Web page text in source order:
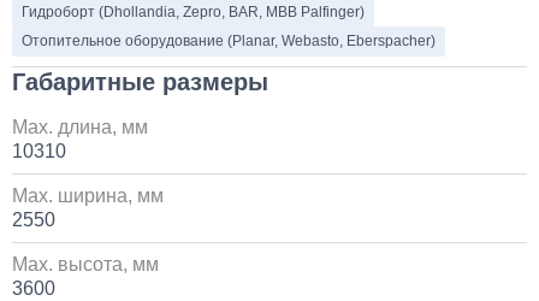
Гидроборт (Dhollandia, Zepro, BAR, MBB Palfinger)
Отопительное оборудование (Planar, Webasto, Eberspacher)
Габаритные размеры
Max. длина, мм
10310
Max. ширина, мм
2550
Max. высота, мм
3600